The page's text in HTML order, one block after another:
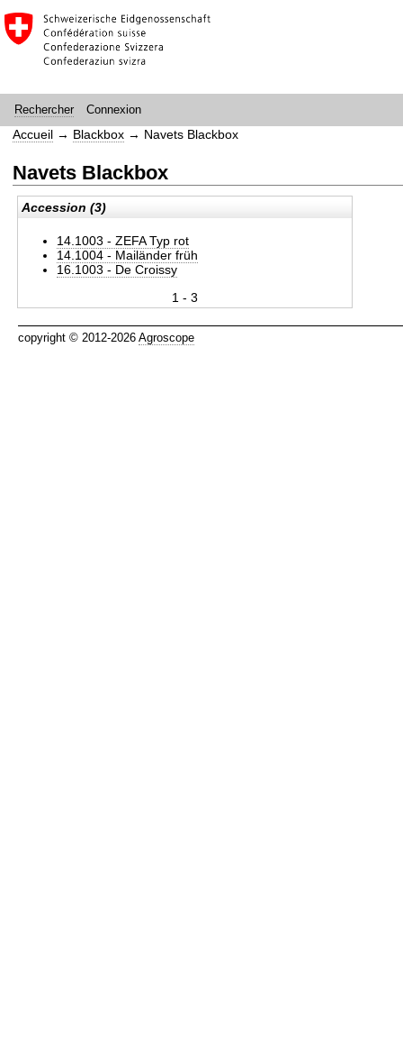
Rechercher Connexion
Accueil → Blackbox → Navets Blackbox
Navets Blackbox
Accession (3)
14.1003 - ZEFA Typ rot
14.1004 - Mailänder früh
16.1003 - De Croissy
1 - 3
copyright © 2012-2026 Agroscope